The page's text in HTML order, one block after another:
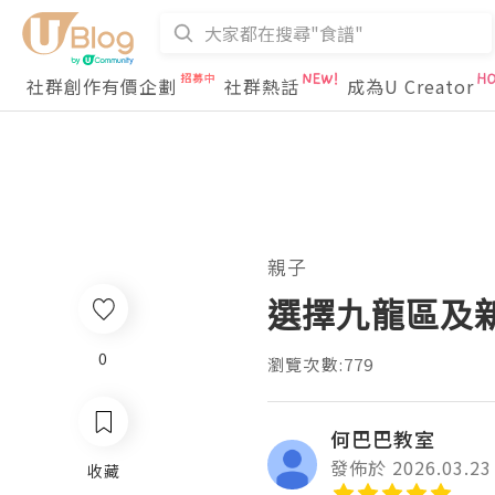
社群創作有價企劃 社群熱話 成為U Creator
0
收藏
親子
選擇九龍區及
瀏覽次數:779
何巴巴教室
發佈於 2026.03.23